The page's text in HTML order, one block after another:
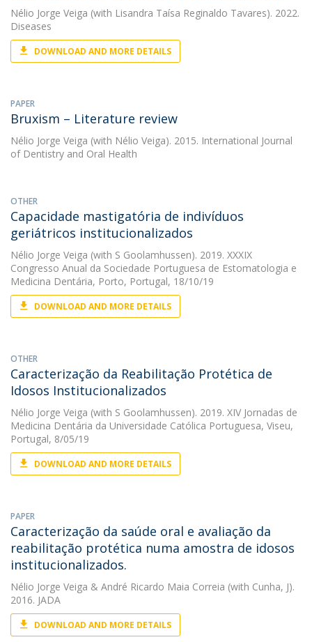
Nélio Jorge Veiga (with Lisandra Taísa Reginaldo Tavares). 2022.
Diseases
DOWNLOAD AND MORE DETAILS
PAPER
Bruxism – Literature review
Nélio Jorge Veiga (with Nélio Veiga). 2015. International Journal
of Dentistry and Oral Health
OTHER
Capacidade mastigatória de indivíduos
geriátricos institucionalizados
Nélio Jorge Veiga (with S Goolamhussen). 2019. XXXIX
Congresso Anual da Sociedade Portuguesa de Estomatologia e
Medicina Dentária, Porto, Portugal, 18/10/19
DOWNLOAD AND MORE DETAILS
OTHER
Caracterização da Reabilitação Protética de
Idosos Institucionalizados
Nélio Jorge Veiga (with S Goolamhussen). 2019. XIV Jornadas de
Medicina Dentária da Universidade Católica Portuguesa, Viseu,
Portugal, 8/05/19
DOWNLOAD AND MORE DETAILS
PAPER
Caracterização da saúde oral e avaliação da
reabilitação protética numa amostra de idosos
institucionalizados.
Nélio Jorge Veiga & André Ricardo Maia Correia (with Cunha, J).
2016. JADA
DOWNLOAD AND MORE DETAILS